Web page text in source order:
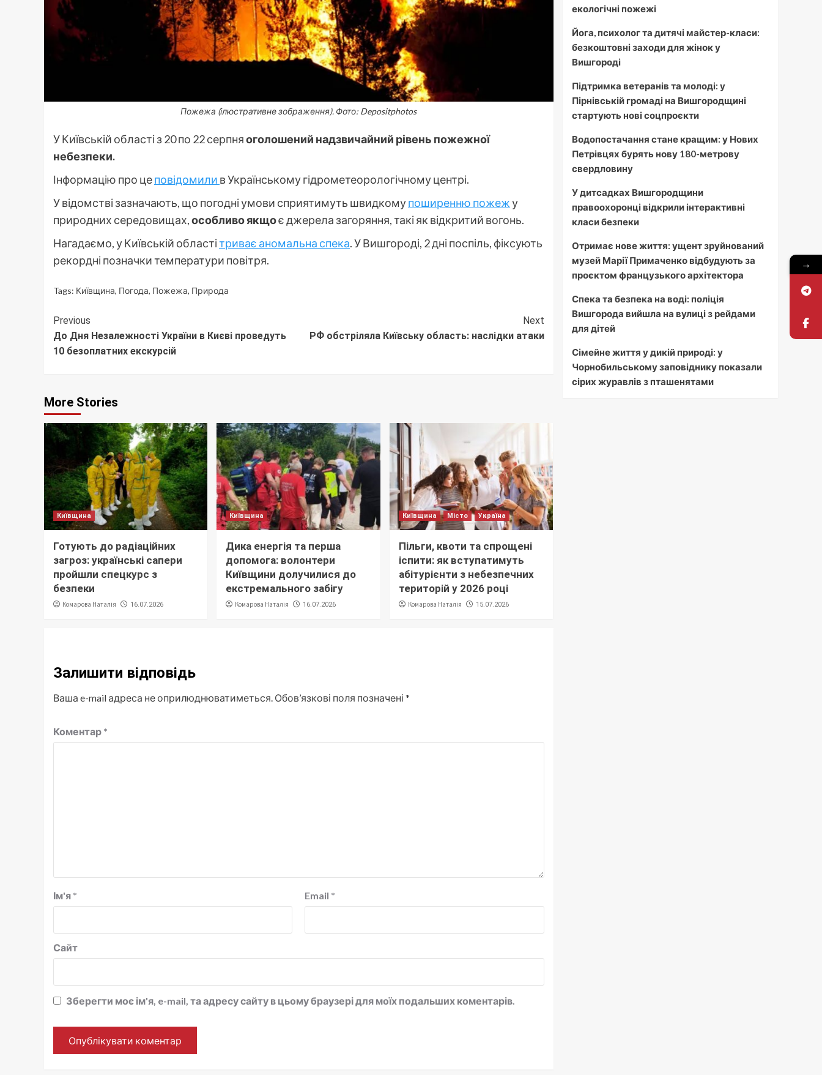
Пожежа (ілюстративне зображення). Фото: Depositphotos
У Київській області з 20 по 22 серпняоголошений надзвичайний рівень пожежної
небезпеки.
Інформацію про цеповідомили в Українському гідрометеорологічному центрі.
У відомстві зазначають, що погодні умови сприятимуть швидкомупоширенню пожежу
природних середовищах,особливо якщоє джерела загоряння, такі як відкритий вогонь.
Нагадаємо, у Київській областітриває аномальна спека. У Вишгороді, 2 дні поспіль, фіксують
рекордні позначки температури повітря.
Tags: Київщина, Погода, Пожежа, Природа
Continue
Reading
Previous
До Дня Незалежності України в Києві проведуть
10 безоплатних екскурсій
Next
РФ обстріляла Київську область: наслідки атаки
More Stories
Київщина
Готують до радіаційних
загроз: українські сапери
пройшли спецкурс з
безпеки
Комарова Наталія 16.07.2026
Київщина
Дика енергія та перша
допомога: волонтери
Київщини долучилися до
екстремального забігу
Комарова Наталія 16.07.2026
Київщина Місто Україна
Пільги, квоти та спрощені
іспити: як вступатимуть
абітурієнти з небезпечних
територій у 2026 році
Комарова Наталія 15.07.2026
Залишити відповідь
Ваша e-mail адреса не оприлюднюватиметься. Обов’язкові поля позначені *
Коментар *
Ім'я * Email *
Сайт
Зберегти моє ім'я, e-mail, та адресу сайту в цьому браузері для моїх подальших коментарів.
екологічні пожежі
Йога, психолог та дитячі майстер-класи:
безкоштовні заходи для жінок у
Вишгороді
Підтримка ветеранів та молоді: у
Пірнівській громаді на Вишгородщині
стартують нові соцпроєкти
Водопостачання стане кращим: у Нових
Петрівцях бурять нову 180-метрову
свердловину
У дитсадках Вишгородщини
правоохоронці відкрили інтерактивні
класи безпеки
Отримає нове життя: ущент зруйнований
музей Марії Примаченко відбудують за
проєктом французького архітектора
Спека та безпека на воді: поліція
Вишгорода вийшла на вулиці з рейдами
для дітей
Сімейне життя у дикій природі: у
Чорнобильському заповіднику показали
сірих журавлів з пташенятами
→